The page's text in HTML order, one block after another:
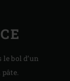
bol d’un